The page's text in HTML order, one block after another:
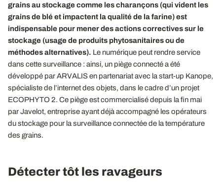
grains au stockage comme les charançons (qui vident les
grains de blé et impactent la qualité de la farine) est
indispensable pour mener des actions correctives sur le
stockage (usage de produits phytosanitaires ou de
méthodes alternatives). Le numérique peut rendre service
dans cette surveillance : ainsi, un piège connecté a été
développé par ARVALIS en partenariat avec la start-up Kanope,
spécialiste de l’internet des objets, dans le cadre d’un projet
ECOPHYTO 2. Ce piège est commercialisé depuis la fin mai
par Javelot, entreprise ayant déjà accompagné les opérateurs
du stockage pour la surveillance connectée de la température
des grains.
Détecter tôt les ravageurs